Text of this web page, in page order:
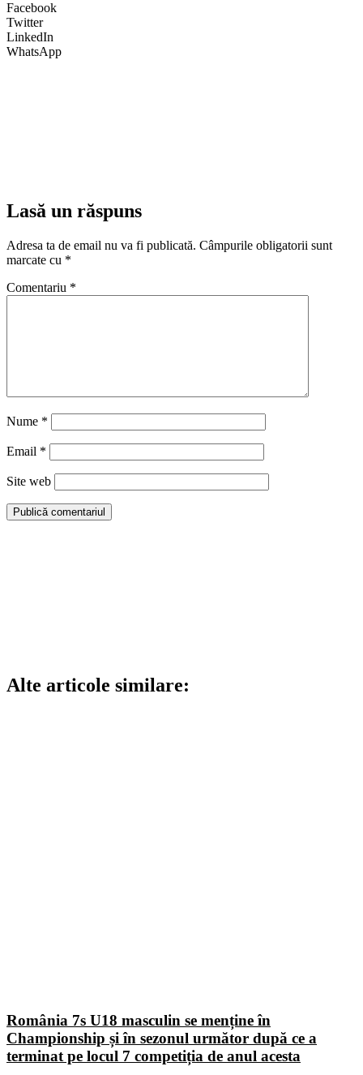
Facebook
Twitter
LinkedIn
WhatsApp
Lasă un răspuns
Adresa ta de email nu va fi publicată. Câmpurile obligatorii sunt
marcate cu *
Comentariu *
Nume *
Email *
Site web
Alte articole similare:
România 7s U18 masculin se menține în
Championship și în sezonul următor după ce a
terminat pe locul 7 competiția de anul acesta